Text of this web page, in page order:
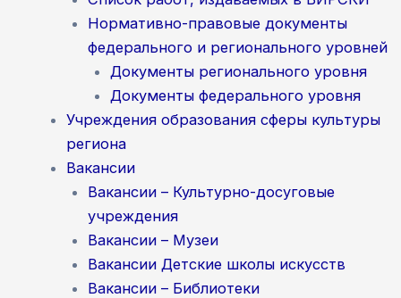
Нормативно-правовые документы
федерального и регионального уровней
Документы регионального уровня
Документы федерального уровня
Учреждения образования сферы культуры
региона
Вакансии
Вакансии – Культурно-досуговые
учреждения
Вакансии – Музеи
Вакансии Детские школы искусств
Вакансии – Библиотеки